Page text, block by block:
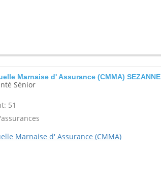
Marnaise d' Assurance (CMMA) SEZANNE
Sénior
51
Marnaise d' Assurance (CMMA)